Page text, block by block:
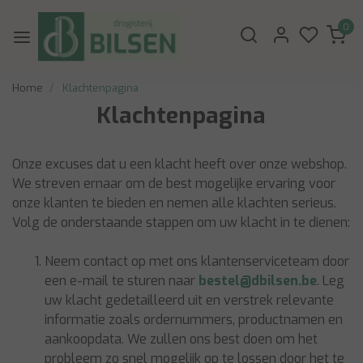
0
Home Klachtenpagina
Klachtenpagina
Onze excuses dat u een klacht heeft over onze webshop.
We streven ernaar om de best mogelijke ervaring voor
onze klanten te bieden en nemen alle klachten serieus.
Volg de onderstaande stappen om uw klacht in te dienen:
Neem contact op met ons klantenserviceteam door
een e-mail te sturen naar bestel@dbilsen.be. Leg
uw klacht gedetailleerd uit en verstrek relevante
informatie zoals ordernummers, productnamen en
aankoopdata. We zullen ons best doen om het
probleem zo snel mogelijk op te lossen door het te